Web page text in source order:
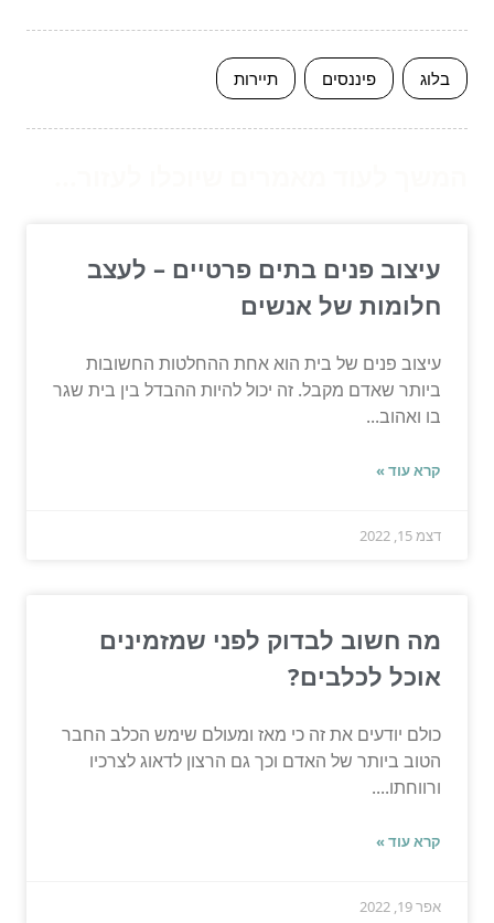
בלוג פיננסים תיירות
עיצוב פנים בתים פרטיים – לעצב
חלומות של אנשים
עיצוב פנים של בית הוא אחת ההחלטות החשובות
ביותר שאדם מקבל. זה יכול להיות ההבדל בין בית שגר
בו ואהוב...
קרא עוד »
דצמ 15, 2022
מה חשוב לבדוק לפני שמזמינים
אוכל לכלבים?
כולם יודעים את זה כי מאז ומעולם שימש הכלב החבר
הטוב ביותר של האדם וכך גם הרצון לדאוג לצרכיו
ורווחתו....
קרא עוד »
אפר 19, 2022